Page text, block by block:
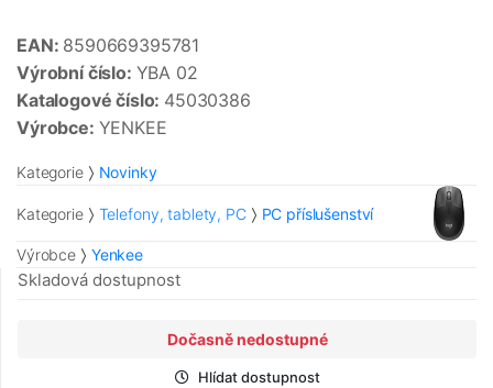
EAN: 8590669395781
Výrobní číslo: YBA 02
Katalogové číslo: 45030386
Výrobce: YENKEE
Kategorie Novinky
Kategorie Telefony, tablety, PC PC příslušenství
Výrobce Yenkee
Skladová dostupnost
Dočasně nedostupné
Hlídat dostupnost